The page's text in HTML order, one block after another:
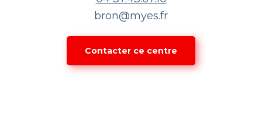
bron@myes.fr
Contacter ce centre